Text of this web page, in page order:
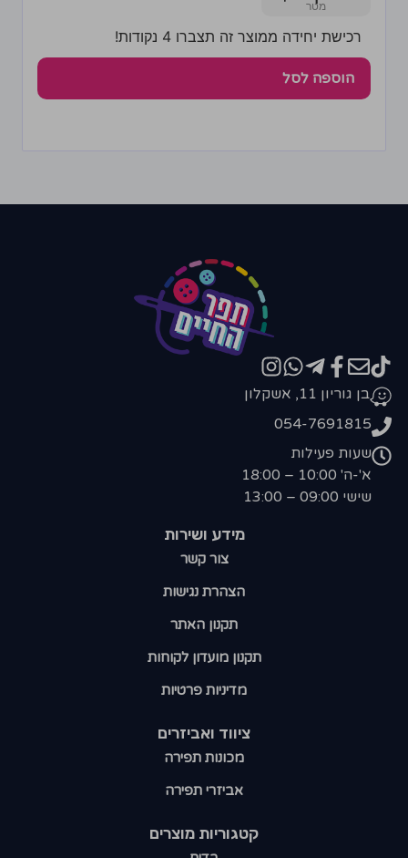
רכישת יחידה ממוצר זה תצברו 4 נקודות!
הוספה לסל
קטגוריות מוצרים​
ציווד ואביזרים
מכונות תפירה
אביזרי תפירה
מידע ושירות
צור קשר
הצהרת נגישות
תקנון האתר
תקנון מועדון לקוחות
מדיניות פרטיות
בן גוריון 11, אשקלון
054-7691815
שעות פעילות
א'-ה' 10:00 – 18:00
שישי 09:00 – 13:00